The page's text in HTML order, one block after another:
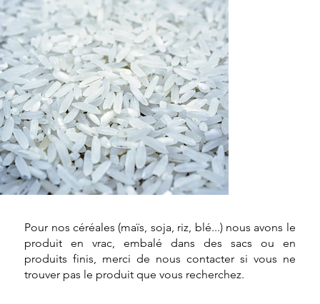
Pour nos céréales (maïs, soja, riz, blé...) nous avons le
produit en vrac, embalé dans des sacs ou en
produits finis, merci de nous contacter si vous ne
trouver pas le produit que vous recherchez.